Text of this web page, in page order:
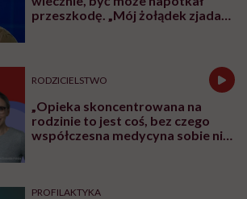
przeszkodę. „Mój żołądek zjada
RODZICIELSTWO
„Opieka skoncentrowana na
rodzinie to jest coś, bez czego
współczesna medycyna sobie nie
PROFILAKTYKA